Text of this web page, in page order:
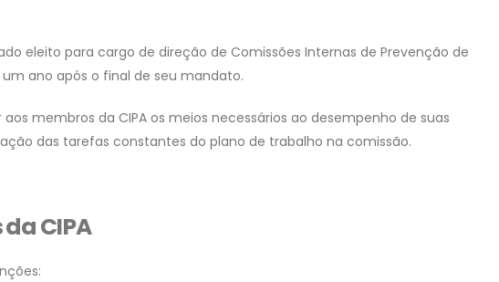
eleito para cargo de direção de Comissões Internas de Prevenção de
ano após o final de seu mandato.
membros da CIPA os meios necessários ao desempenho de suas
das tarefas constantes do plano de trabalho na comissão.
CIPA